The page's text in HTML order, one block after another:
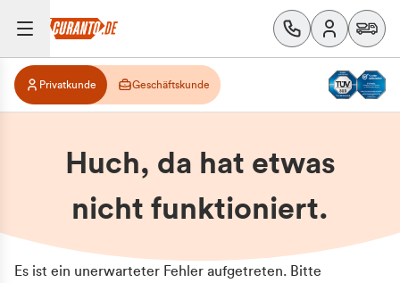
Privatkunde Geschäftskunde
Huch, da hat etwas
nicht funktioniert.
Es ist ein unerwarteter Fehler aufgetreten. Bitte